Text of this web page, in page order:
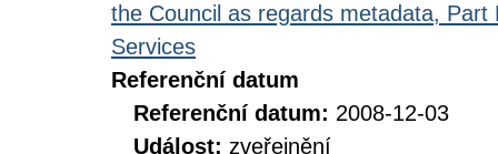
the Council as regards metadata,
Services
Referenční datum
Referenční datum: 2008-12-03
Událost: zveřejnění